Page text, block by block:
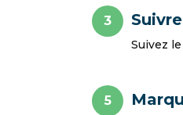
3
Suivez
5